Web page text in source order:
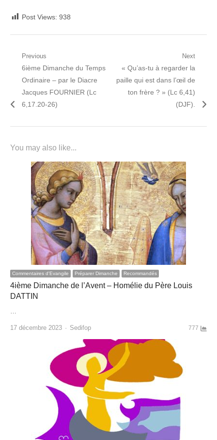
Post Views: 938
Navigation
de
l’article
Previous
Previous
post:
6ième Dimanche du Temps
Ordinaire – par le Diacre
Jacques FOURNIER (Lc
6,17.20-26)
Next
Next
post:
« Qu’as-tu à regarder la
paille qui est dans l’œil de
ton frère ? » (Lc 6,41)
(DJF).
You may also like...
Commentaires d'Evangile Préparer Dimanche Recommandés
4ième Dimanche de l’Avent – Homélie du Père Louis
DATTIN
17 décembre 2023 Author
Sedifop 777